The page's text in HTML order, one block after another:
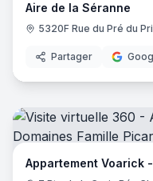
Aire de la Séranne
5320F Rue du Pré du
Partager
Appartement Voarick